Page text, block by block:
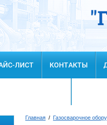
ЛИСТ КОНТАКТЫ
Главная / Газосварочное